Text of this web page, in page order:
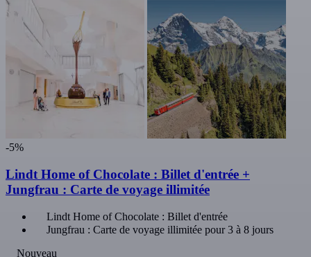
-5%
Lindt Home of Chocolate : Billet d'entrée +
Jungfrau : Carte de voyage illimitée
Lindt Home of Chocolate : Billet d'entrée
Jungfrau : Carte de voyage illimitée pour 3 à 8 jours
Nouveau